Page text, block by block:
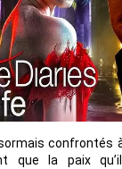
confrontés
que la paix